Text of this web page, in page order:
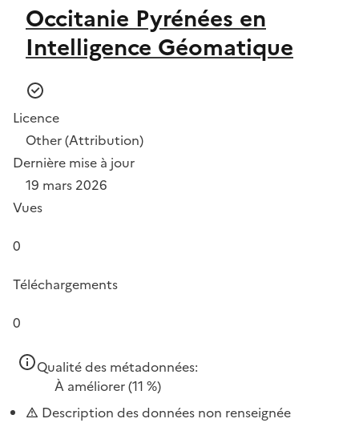
Occitanie Pyrénées en
Intelligence Géomatique
Licence
Other (Attribution)
Dernière mise à jour
19 mars 2026
Vues
0
Téléchargements
0
Qualité des métadonnées:
À améliorer(11 %)
Description des données non renseignée